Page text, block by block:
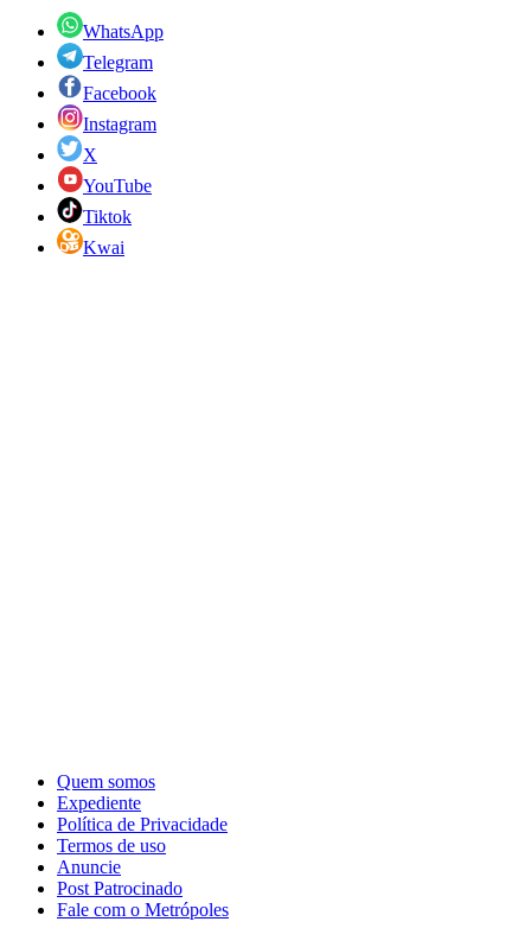
WhatsApp
Telegram
Facebook
Instagram
X
YouTube
Tiktok
Kwai
Quem somos
Expediente
Política de Privacidade
Termos de uso
Anuncie
Post Patrocinado
Fale com o Metrópoles